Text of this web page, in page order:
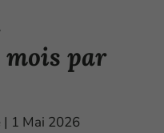
par
| 1 Mai 2026